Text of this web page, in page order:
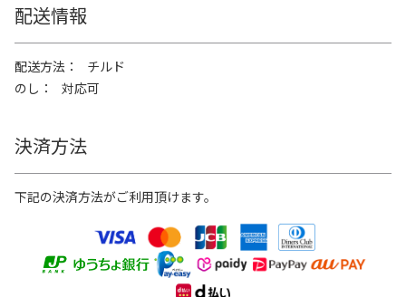
配送情報
配送方法
チルド
のし
対応可
決済方法
下記の決済方法がご利用頂けます。